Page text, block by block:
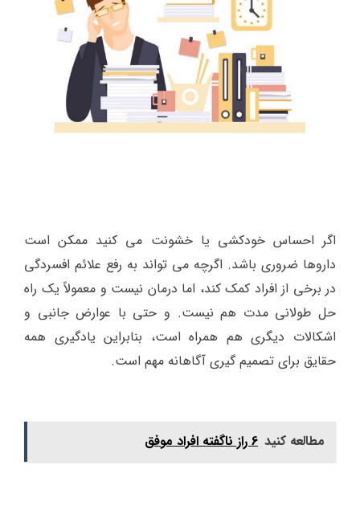
اگر احساس خودکشی یا خشونت می کنید ممکن است
داروها ضروری باشد. اگرچه می تواند به رفع علائم افسردگی
در برخی از افراد کمک کند، اما درمان نیست و معمولاً یک راه
حل طولانی مدت هم نیست. و حتی با عوارض جانبی و
اشکالات دیگری هم همراه است، بنابراین یادگیری همه
حقایق برای تصمیم گیری آگاهانه مهم است.
مطالعه کنید 6 راز ناگفته افراد موفق